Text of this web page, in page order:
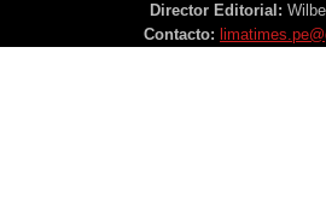
Director Editorial:
Contacto: